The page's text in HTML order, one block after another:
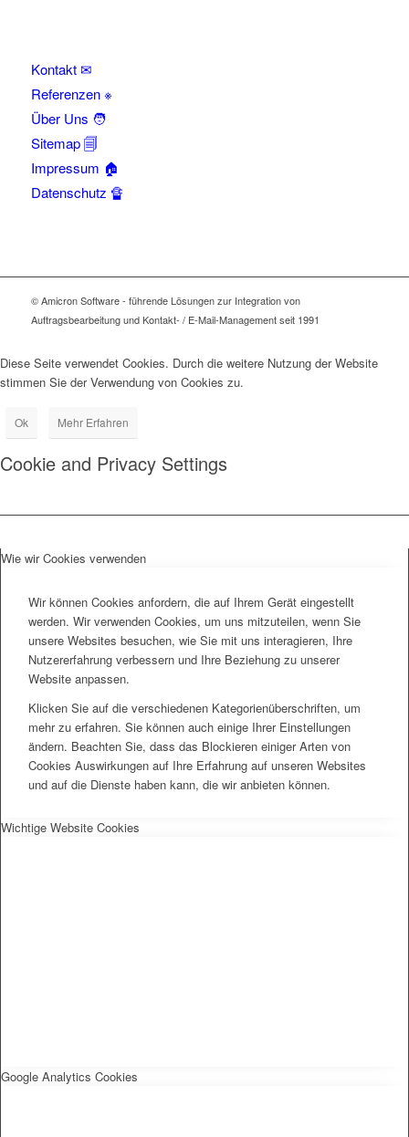
Kontakt ✉
Referenzen ※
Über Uns 🧑
Sitemap 🗐
Impressum 🏠
Datenschutz 🔏
© Amicron Software - führende Lösungen zur Integration von
Auftragsbearbeitung und Kontakt- / E-Mail-Management seit 1991
Diese Seite verwendet Cookies. Durch die weitere Nutzung der Website
stimmen Sie der Verwendung von Cookies zu.
Ok Mehr Erfahren
Cookie and Privacy Settings
Wie wir Cookies verwenden
Wir können Cookies anfordern, die auf Ihrem Gerät eingestellt
werden. Wir verwenden Cookies, um uns mitzuteilen, wenn Sie
unsere Websites besuchen, wie Sie mit uns interagieren, Ihre
Nutzererfahrung verbessern und Ihre Beziehung zu unserer
Website anpassen.
Klicken Sie auf die verschiedenen Kategorienüberschriften, um
mehr zu erfahren. Sie können auch einige Ihrer Einstellungen
ändern. Beachten Sie, dass das Blockieren einiger Arten von
Cookies Auswirkungen auf Ihre Erfahrung auf unseren Websites
und auf die Dienste haben kann, die wir anbieten können.
Wichtige Website Cookies
Google Analytics Cookies